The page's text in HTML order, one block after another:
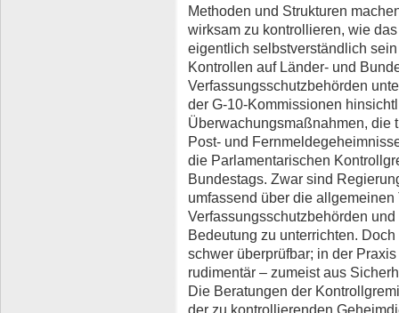
Methoden und Strukturen
wirksam zu kontrollieren, wie
eigentlich selbstverständlich
Kontrollen auf Länder- und
Verfassungsschutzbehörden
der G-10-Kommissionen
Überwachungsmaßnahmen, die
Post- und
die Parlamentarischen
Bundestags. Zwar sind
umfassend über die
Verfassungsschutzbehörden
Bedeutung zu unterrichten.
schwer überprüfbar; in der
rudimentär – zumeist aus
Die Beratungen der
der zu kontrollierenden